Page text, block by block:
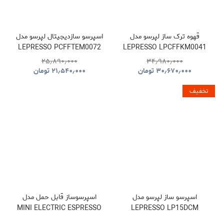
قهوه ترک ساز لپرسو مدل
LEPRESSO LPCFFKM0041
۳۴٫۹۸۰٫۰۰۰
۳۰٫۶۷۰٫۰۰۰ تومان
اسپرسو سازدیجیتال لپرسو مدل
LEPRESSO PCFFTEM0072
۲۵٫۸۹۰٫۰۰۰
۲۱٫۵۴۰٫۰۰۰ تومان
تخفیف
اسپرسو ساز لپرسو مدل
LEPRESSO LP15DCM
اسپرسوساز قابل حمل مدل
MINI ELECTRIC ESPRESSO